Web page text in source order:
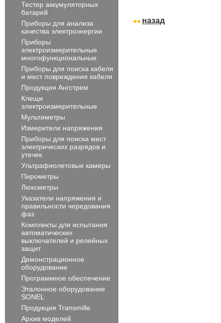
Тестер аккумуляторных
батарей
Приборы для анализа
качества электроэнергии
Приборы
электроизмерительные
многофункциональные
Приборы для поиска кабеля
и мест повреждения кабеля
Продукция Ангстрем
Клещи
электроизмерительные
Мультиметры
Измерители напряжения
Приборы для поиска мест
электрических разрядов и
утечек
Ультрафиолетовые камеры
Пирометры
Люксметры
Указатели напряжения и
правильности чередования
фаз
Комплекты для испытания
автоматических
выключателей и релейных
защит
Демонстрационное
оборудование
Программное обеспечение
Эталонное оборудование
SONEL
Продукция Transmille
Архив моделей
назад